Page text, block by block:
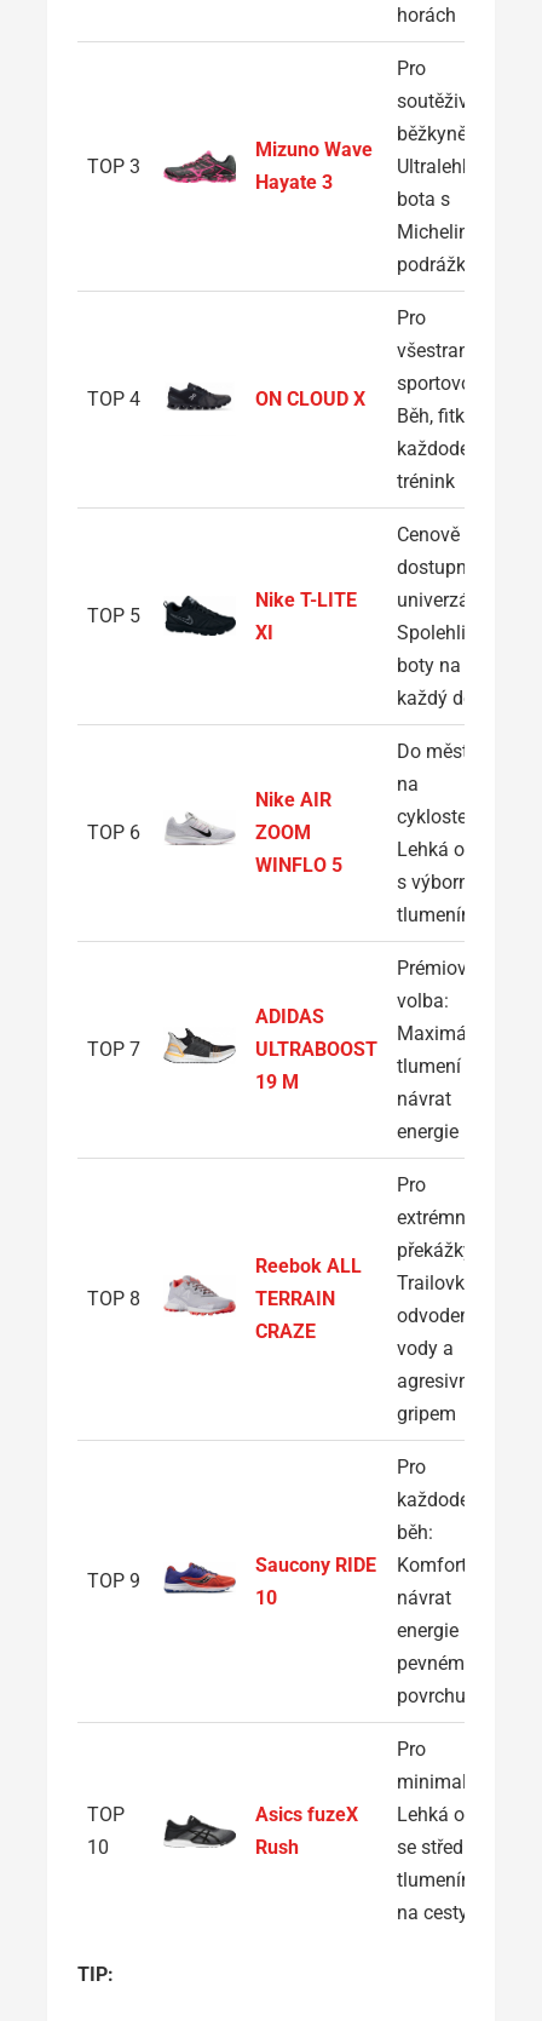
horách
TOP 3
Mizuno Wave
Hayate 3
Pro
soutěživé
běžkyně:
Ultralehká
bota s
Michelin
podrážkou
TOP 4 ON CLOUD X
Pro
všestranné
sportovce:
Běh, fitko i
každodenní
trénink
TOP 5
Nike T-LITE
XI
Cenově
dostupná
univerzálka:
Spolehlivé
boty na
každý den
TOP 6
Nike AIR
ZOOM
WINFLO 5
Do města i
na
cyklostezku:
Lehká obuv
s výborným
tlumením
TOP 7
ADIDAS
ULTRABOOST
19 M
Prémiová
volba:
Maximální
tlumení a
návrat
energie
TOP 8
Reebok ALL
TERRAIN
CRAZE
Pro
extrémní
překážky:
Trailovky s
odvodem
vody a
agresivním
gripem
TOP 9
Saucony RIDE
10
Pro
každodenní
běh:
Komfort a
návrat
energie na
pevném
povrchu
TOP
10
Asics fuzeX
Rush
Pro
minimalisty:
Lehká obuv
se středním
tlumením
na cesty
TIP: